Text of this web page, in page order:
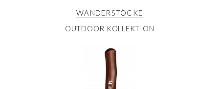
WANDERSTÖCKE
OUTDOOR KOLLEKTION